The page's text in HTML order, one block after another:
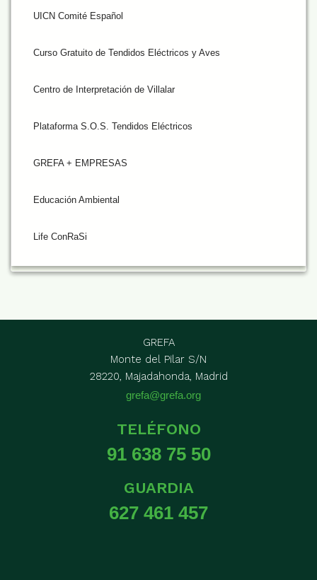
UICN Comité Español
Curso Gratuito de Tendidos Eléctricos y Aves
Centro de Interpretación de Villalar
Plataforma S.O.S. Tendidos Eléctricos
GREFA + EMPRESAS
Educación Ambiental
Life ConRaSi
GREFA
Monte del Pilar S/N
28220, Majadahonda, Madrid
grefa@grefa.org
TELÉFONO
91 638 75 50
GUARDIA
627 461 457